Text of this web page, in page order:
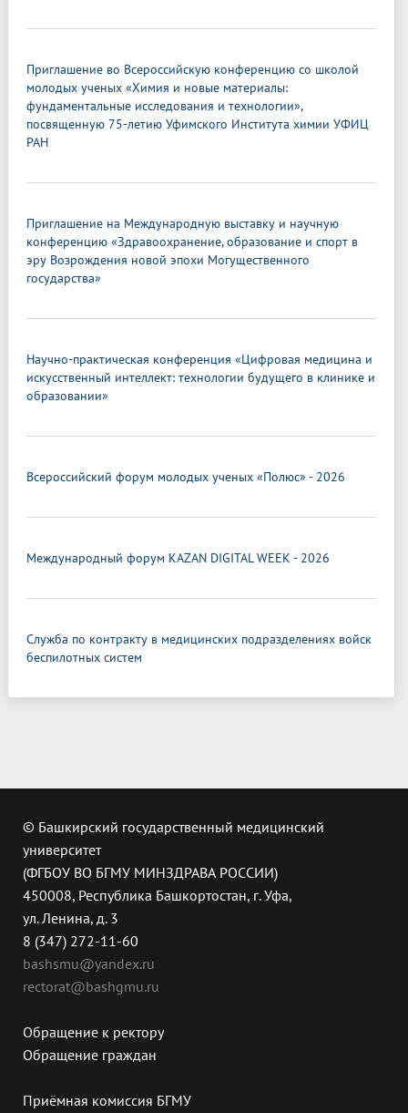
Приглашение во Всероссийскую конференцию со школой
молодых ученых «Химия и новые материалы:
фундаментальные исследования и технологии»,
посвященную 75-летию Уфимского Института химии УФИЦ
РАН
Приглашение на Международную выставку и научную
конференцию «Здравоохранение, образование и спорт в
эру Возрождения новой эпохи Могущественного
государства»
Научно-практическая конференция «Цифровая медицина и
искусственный интеллект: технологии будущего в клинике и
образовании»
Всероссийский форум молодых ученых «Полюс» - 2026
Международный форум KAZAN DIGITAL WEEK - 2026
Служба по контракту в медицинских подразделениях войск
беспилотных систем
© Башкирский государственный медицинский
университет
(ФГБОУ ВО БГМУ МИНЗДРАВА РОССИИ)
450008, Республика Башкортостан, г. Уфа,
ул. Ленина, д. 3
8 (347) 272-11-60
bashsmu@yandex.ru
rectorat@bashgmu.ru
Обращение к ректору
Обращение граждан
Приёмная комиссия БГМУ